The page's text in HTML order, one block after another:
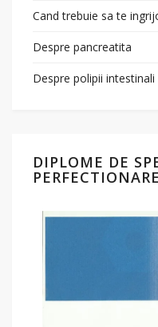
Cand trebuie sa te
Despre pancreatita
Despre polipii intestinali
DIPLOME DE
PERFECTIONARE